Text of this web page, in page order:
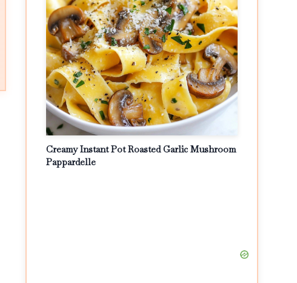
Creamy Instant Pot Roasted Garlic Mushroom
Pappardelle